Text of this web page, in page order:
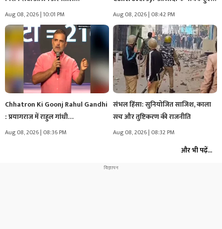
Aug 08, 2026 | 10:01 PM
दरकिनार, आगे…
Aug 08, 2026 | 08:42 PM
Chhatron Ki Goonj Rahul Gandhi
: प्रयागराज में राहुल गांधी…
Aug 08, 2026 | 08:36 PM
संभल हिंसा: सुनियोजित साजिश, काला
सच और तुष्टिकरण की राजनीति
Aug 08, 2026 | 08:32 PM
और भी पढ़ें...